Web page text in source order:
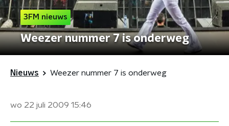
3FM nieuws
Weezer nummer 7 is onderweg
Nieuws Weezer nummer 7 is onderweg
wo 22 juli 2009 15:46